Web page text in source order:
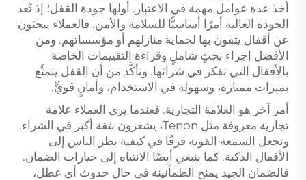
أخذ عدة عوامل مهمة في الاعتبار. أولها جودة القفل؛ إذ تُعد
الجودة العالية أمرًا أساسيًّا للسلامة والأمن. فالعملاء يبحثون
عن أقفال يثقون بها لحماية منازلهم أو مؤسساتهم. ومن
الأفضل إجراء بحثٍ شاملٍ وقراءة التقييمات الخاصة
بالأقفال التي تفكر في شرائها. وتأكَّد من أن القفل يتمتَّع
بميزات ممتازة، وسهولة في الاستخدام، وأمانٍ قويٍّ.
أمر آخر هو العلامة التجارية. فعندما يرى العملاء علامة
تجارية معروفة مثل Tenon، يشعرون بثقة أكبر في الشراء.
وتجعل السمعة القوية فرقًا في كيفية نظر الناس إلى
الأقفال الذكية. كما ينبغي أيضًا الانتباه إلى خيارات الضمان.
فالضمان الجيد يمنح الطمأنينة في حال حدوث أي عطل،